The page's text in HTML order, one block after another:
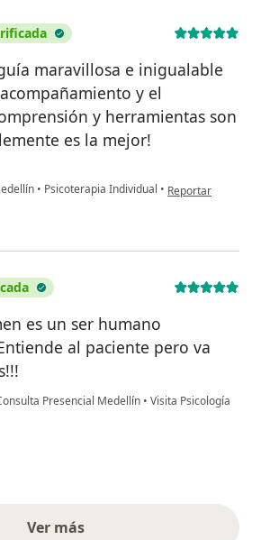
maravillosa e inigualable
y el
y herramientas son
es la mejor!
• Psicoterapia Individual • en opinión del
Reportar
es un ser humano
al paciente pero va
Presencial Medellín • Visita Psicología
Ver más